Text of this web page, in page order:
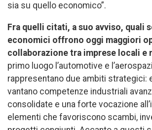
sia su quello economico”.
Fra quelli citati, a suo avviso, quali
economici offrono oggi maggiori
collaborazione tra imprese locali e
primo luogo l’automotive e
rappresentano due ambiti strategici:
vantano competenze industriali
consolidate e una forte vocazione
elementi che favoriscono scambi,